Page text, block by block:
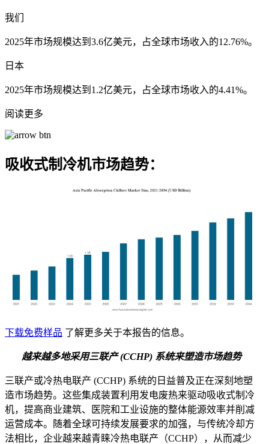
我们
2025年市场规模达到3.6亿美元，占全球市场收入的12.76%。
日本
2025年市场规模达到1.2亿美元，占全球市场收入的4.41%。
阅读更多
吸收式制冷机市场趋势：
下载免费样品 了解更多关于本报告的信息。
越来越多地采用三联产 (CCHP) 系统来塑造市场趋势
三联产或冷热电联产 (CCHP) 系统的日益普及正在深刻地塑
造市场趋势。这些集成装置利用发电废热来驱动吸收式制冷
机，提高商业建筑、医院和工业设施的整体能源效率并削减
运营成本。随着全球可持续发展要求的加强，与传统冷却方
法相比，企业越来越青睐冷热电联产（CCHP），从而减少